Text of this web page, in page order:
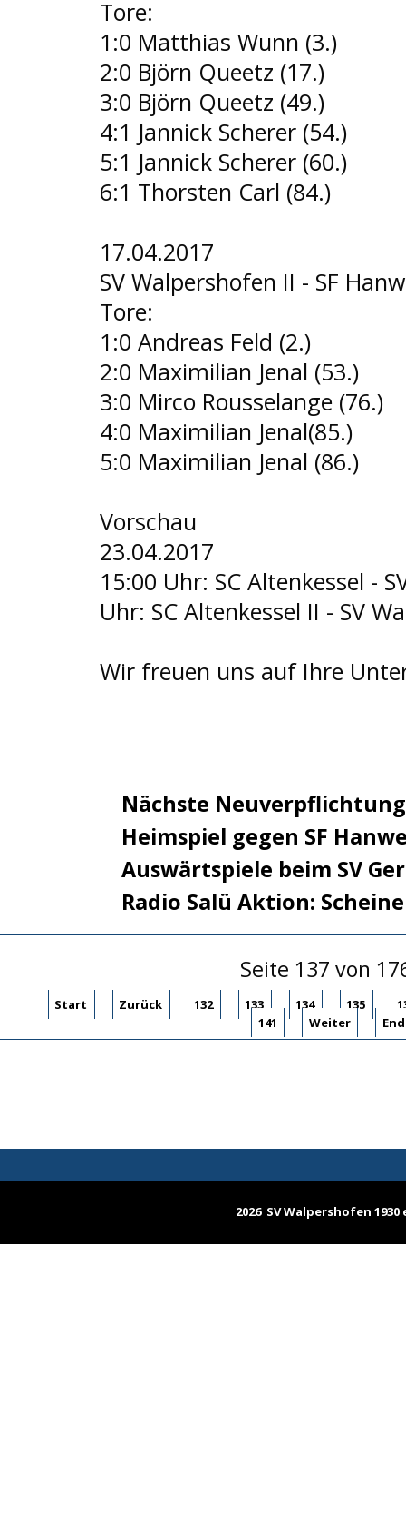
Tore:
1:0 Matthias Wunn (3.)
2:0 Björn Queetz (17.)
3:0 Björn Queetz (49.)
4:1 Jannick Scherer (54.)
5:1 Jannick Scherer (60.)
6:1 Thorsten Carl (84.)
17.04.2017
SV Walpershofen II - SF
Tore:
1:0 Andreas Feld (2.)
2:0 Maximilian Jenal (53.)
3:0 Mirco Rousselange (76.)
4:0 Maximilian Jenal(85.)
5:0 Maximilian Jenal (86.)
Vorschau
23.04.2017
15:00 Uhr: SC Altenkessel -
Uhr: SC Altenkessel II - SV
Wir freuen uns auf Ihre
Nächste Neuverpflichtung
Heimspiel gegen SF
Auswärtspiele beim SV
Radio Salü Aktion:
Seite 137 von
Start Zurück 132 133 134 135
141
Weiter
2026 SV Walpershofen